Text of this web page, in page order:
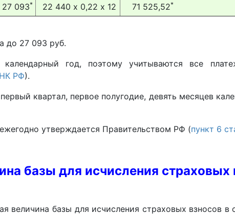
27 093* 22 440 х 0,22 х 12 71 525,52*
до 27 093 руб.
год, поэтому учитываются все
НК РФ).
квартал, первое полугодие, девять месяцев
утверждается Правительством РФ (пункт 6
базы для исчисления страховых
величина базы для исчисления страховых взносов